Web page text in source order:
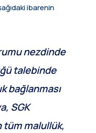
ibarenin
nezdinde
talebinde
bağlanması
SGK
tüm malullük,